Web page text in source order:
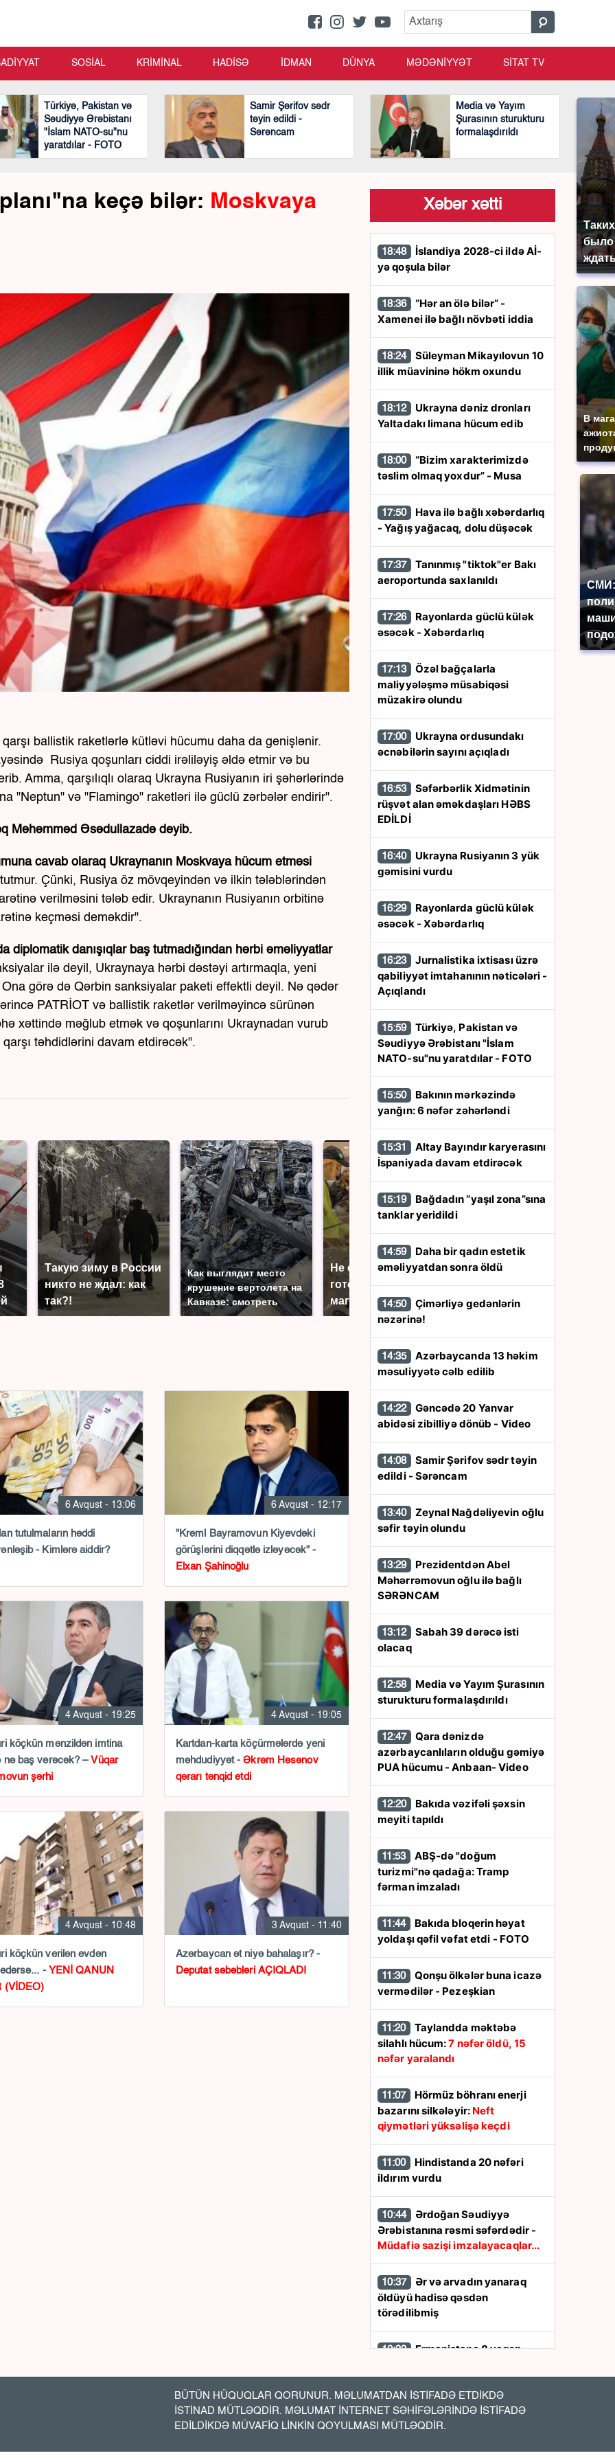
было
В
СМИ:
SOSİAL KRİMİNAL HADİSƏ İDMAN DÜNYA MƏDƏNİYYƏT SİTAT TV
Türkiyə, Pakistan və
Səudiyyə Ərəbistanı
"İslam NATO-su"nu
yaratdılar - FOTO
Samir Şərifov sədr
təyin edildi -
Sərəncam
Media və Yayım
Şurasının sturukturu
formalaşdırıldı
keçə bilər: Moskvaya
ballistik raketlərlə kütləvi hücumu daha da genişlənir.
Rusiya qoşunları ciddi irəliləyiş əldə etmir və bu
Amma, qarşılıqlı olaraq Ukrayna Rusiyanın iri şəhərlərində
"Neptun" və "Flamingo" raketləri ilə güclü zərbələr endirir".
Məhəmməd Əsədullazadə deyib.
cavab olaraq Ukraynanın Moskvaya hücum etməsi
tutmur. Çünki, Rusiya öz mövqeyindən və ilkin tələblərindən
verilməsini tələb edir. Ukraynanın Rusiyanın orbitinə
keçməsi deməkdir".
diplomatik danışıqlar baş tutmadığından hərbi əməliyyatlar
ilə deyil, Ukraynaya hərbi dəstəyi artırmaqla, yeni
görə də Qərbin sanksiyalar paketi effektli deyil. Nə qədər
PATRİOT və ballistik raketlər verilməyincə sürünən
xəttində məğlub etmək və qoşunlarını Ukraynadan vurub
qarşı təhdidlərini davam etdirəcək".
Такую зиму в России
никто не ждал: как
так?!
Как выглядит место
крушение вертолета на
Кавказе: смотреть
Не ешьте эту
готовую еду из
магазина: список
В ОАЭ произошло
жестокое убийство
криптомиллионера
6 Avqust - 13:06
tutulmaların həddi
- Kimlərə aiddir?
6 Avqust - 12:17
"Kreml Bayramovun Kiyevdəki
görüşlərini diqqətlə izləyəcək" -
Elxan Şahinoğlu
4 Avqust - 19:25
köçkün mənzildən imtina
nə baş verəcək? – Vüqar
şərhi
4 Avqust - 19:05
Kartdan-karta köçürmələrdə yeni
məhdudiyyət -Əkrəm Həsənov
qərarı tənqid etdi
4 Avqust - 10:48
köçkün verilən evdən
- YENİ QANUN
(VİDEO)
3 Avqust - 11:40
Azərbaycan ət niyə bahalaşır? -
Deputat səbəbləri AÇIQLADI
Xəbər xətti
18:48
yə qoşula bilər
18:36
Xamenei ilə bağlı növbəti iddia
18:24
illik müavininə hökm oxundu
18:12
Yaltadakı limana hücum edib
18:00
təslim olmaq yoxdur” - Musa
17:50
- Yağış yağacaq, dolu düşəcək
17:37
aeroportunda saxlanıldı
17:26
əsəcək - Xəbərdarlıq
17:13
maliyyələşmə müsabiqəsi
müzakirə olundu
17:00
əcnəbilərin sayını açıqladı
16:53
rüşvət alan əməkdaşları HƏBS
EDİLDİ
16:40
gəmisini vurdu
16:29
əsəcək - Xəbərdarlıq
16:23
qabiliyyət imtahanının nəticələri -
Açıqlandı
15:59
Səudiyyə Ərəbistanı "İslam
NATO-su"nu yaratdılar - FOTO
15:50
yanğın: 6 nəfər zəhərləndi
15:31
İspaniyada davam etdirəcək
15:19
tanklar yeridildi
14:59
əməliyyatdan sonra öldü
14:50
nəzərinə!
14:35
məsuliyyətə cəlb edilib
14:22
abidəsi zibilliyə dönüb - Video
14:08
edildi - Sərəncam
13:40
səfir təyin olundu
13:29
Məhərrəmovun oğlu ilə bağlı
SƏRƏNCAM
13:12
olacaq
12:58
sturukturu formalaşdırıldı
12:47
azərbaycanlıların olduğu gəmiyə
PUA hücumu - Anbaan- Video
12:20
meyiti tapıldı
11:53
turizmi"nə qadağa: Tramp
fərman imzaladı
11:44
yoldaşı qəfil vəfat etdi - FOTO
11:30
vermədilər - Pezeşkian
11:20
silahlı hücum:7 nəfər öldü, 15
nəfər yaralandı
11:07
bazarını silkələyir: Neft
qiymətləri yüksəlişə keçdi
11:00
ildırım vurdu
10:44
Ərəbistanına rəsmi səfərdədir -
Müdafiə sazişi imzalayacaqlar...
10:37
öldüyü hadisə qəsdən
törədilibmiş
10:33 Ermənistana 8 vaqon
göndərilir
10:19
Beyləqanda kanalda 1
nəfər batdı
BÜTÜN HÜQUQLAR QORUNUR. MƏLUMATDAN İSTİFADƏ ETDİKDƏ
İSTİNAD MÜTLƏQDİR. MƏLUMAT İNTERNET SƏHİFƏLƏRİNDƏ İSTİFADƏ
EDİLDİKDƏ MÜVAFİQ LİNKİN QOYULMASI MÜTLƏQDİR.